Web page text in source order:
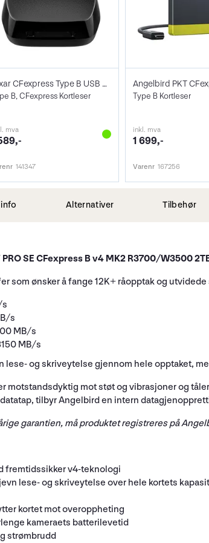
Lexar CFexpress Type B USB 3.2 Gen 2x2
B, CFexpress Kortleser
mva
141347
Type B Kortleser
inkl. mva
1 699,-
Varenr 167256
Alternativer Tilbehør
SE CFexpress B v4 MK2 R3700/W3500
som ønsker å fange 12K+ råopptak og
s
s
MB/s
MB/s
og skriveytelse gjennom hele opptaket,
motstandsdyktig mot støt og vibrasjoner og
tilbyr Angelbird en intern
garantien, må produktet registreres på
fremtidssikker v4-teknologi
lese- og skriveytelse over hele kortets
kortet mot overoppheting
kameraets batterilevetid
strømbrudd